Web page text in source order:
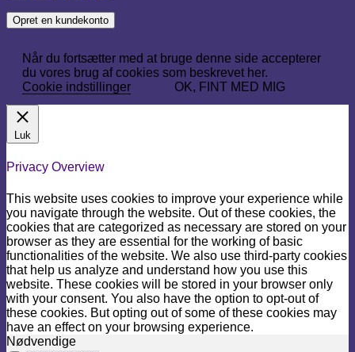
Opret en kundekonto
Når du fortsætter med at bruge denne side accepterer
du vores brug af cookies som beskrevet her.
Cookie indstillinger
OK, FINT MED MIG
Luk
Privacy Overview
This website uses cookies to improve your experience while
you navigate through the website. Out of these cookies, the
cookies that are categorized as necessary are stored on your
browser as they are essential for the working of basic
functionalities of the website. We also use third-party cookies
that help us analyze and understand how you use this
website. These cookies will be stored in your browser only
with your consent. You also have the option to opt-out of
these cookies. But opting out of some of these cookies may
have an effect on your browsing experience.
Nødvendige